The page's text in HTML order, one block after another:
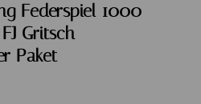
Federspiel 1000
Gritsch
Paket